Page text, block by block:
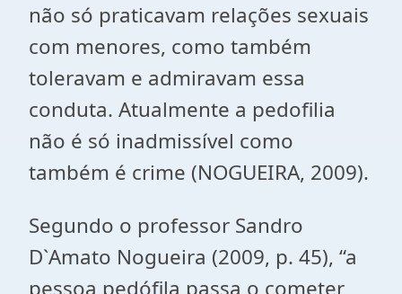
não só praticavam relações sexuais
com menores, como também
toleravam e admiravam essa
conduta. Atualmente a pedofilia
não é só inadmissível como
também é crime (NOGUEIRA, 2009).
Segundo o professor Sandro
D`Amato Nogueira (2009, p. 45), “a
pessoa pedófila passa o cometer